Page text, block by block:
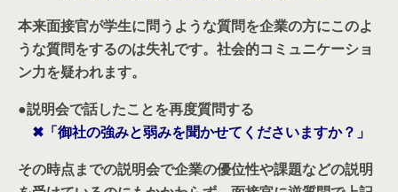
本来面接官が学生に問うような質問を企業の方にこのよ
うな質問をするのは失礼です。社会的コミュニケーショ
ン力を疑われます。
●説明会で話したことを再度質問する
✖ 「御社の強みと弱みを聞かせてくださいますか？」
その時点までの説明会で企業の優位性や課題などの説明